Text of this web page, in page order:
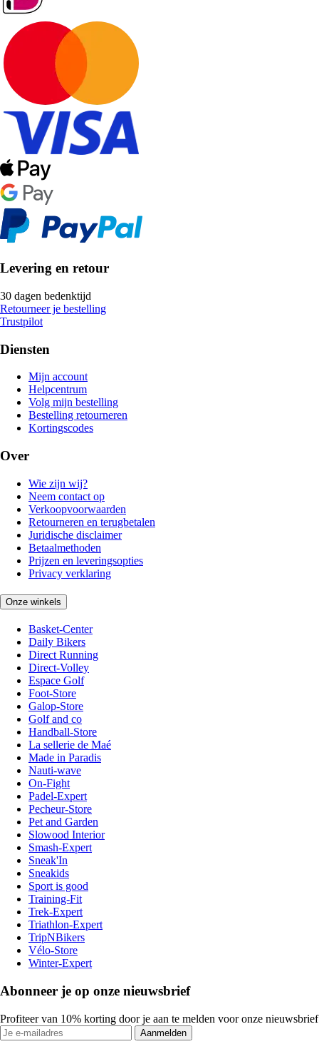
Levering en retour
30 dagen bedenktijd
Retourneer je bestelling
Trustpilot
Diensten
Mijn account
Helpcentrum
Volg mijn bestelling
Bestelling retourneren
Kortingscodes
Over
Wie zijn wij?
Neem contact op
Verkoopvoorwaarden
Retourneren en terugbetalen
Juridische disclaimer
Betaalmethoden
Prijzen en leveringsopties
Privacy verklaring
Onze winkels
Basket-Center
Daily Bikers
Direct Running
Direct-Volley
Espace Golf
Foot-Store
Galop-Store
Golf and co
Handball-Store
La sellerie de Maé
Made in Paradis
Nauti-wave
On-Fight
Padel-Expert
Pecheur-Store
Pet and Garden
Slowood Interior
Smash-Expert
Sneak'In
Sneakids
Sport is good
Training-Fit
Trek-Expert
Triathlon-Expert
TripNBikers
Vélo-Store
Winter-Expert
Abonneer je op onze nieuwsbrief
Profiteer van 10% korting door je aan te melden voor onze nieuwsbrief
Aanmelden